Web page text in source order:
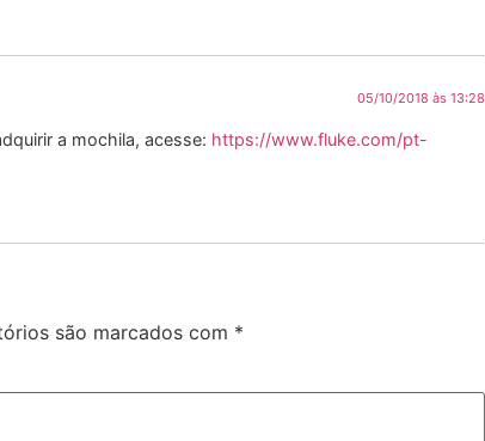
05/10/2018 às 13:28
a mochila, acesse: https://www.fluke.com/pt-
são marcados com *